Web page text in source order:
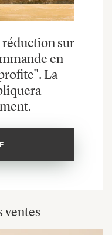
réduction sur
en
La
ventes